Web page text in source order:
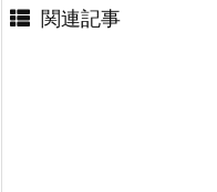
関連記事